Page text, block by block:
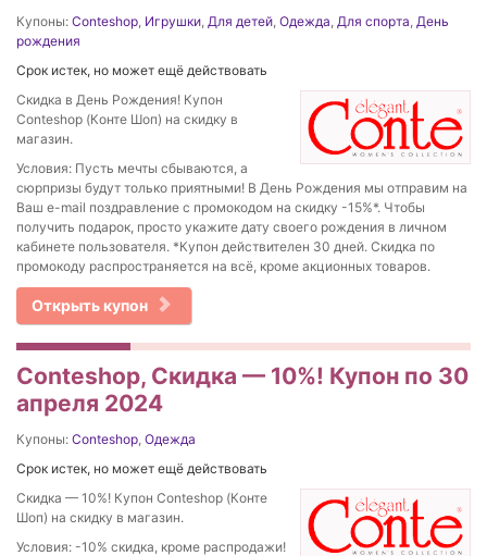
Купоны: Conteshop Игрушки Для детей Одежда Для спорта День
рождения
Срок истек, но может ещё действовать
Скидка в День Рождения! Купон
Conteshop (Конте Шоп) на скидку в
магазин.
Условия: Пусть мечты сбываются, а
сюрпризы будут только приятными! В День Рождения мы отправим на
Ваш e-mail поздравление с промокодом на скидку -15%*. Чтобы
получить подарок, просто укажите дату своего рождения в личном
кабинете пользователя. *Купон действителен 30 дней. Скидка по
промокоду распространяется на всё, кроме акционных товаров.
Открыть купон
Conteshop, Скидка — 10%! Купон по 30
апреля 2024
Купоны: Conteshop Одежда
Срок истек, но может ещё действовать
Скидка — 10%! Купон Conteshop (Конте
Шоп) на скидку в магазин.
Условия: -10% скидка, кроме распродажи!